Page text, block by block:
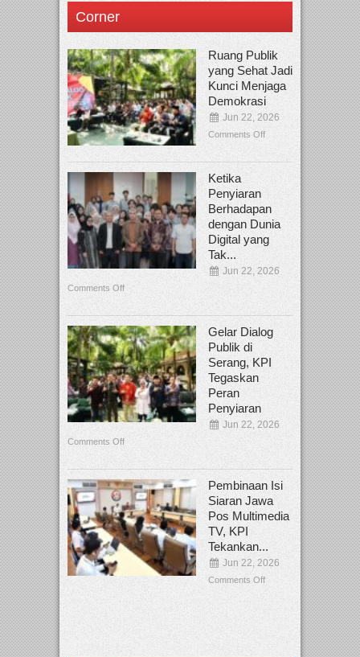
Corner
Ruang Publik
yang Sehat Jadi
Kunci Menjaga
Demokrasi
Jun 22, 2026
Comments Off
Ketika
Penyiaran
Berhadapan
dengan Dunia
Digital yang
Tak...
Jun 22, 2026
Comments Off
Gelar Dialog
Publik di
Serang, KPI
Tegaskan
Peran
Penyiaran
Jun 22, 2026
Comments Off
Pembinaan Isi
Siaran Jawa
Pos Multimedia
TV, KPI
Tekankan...
Jun 22, 2026
Comments Off